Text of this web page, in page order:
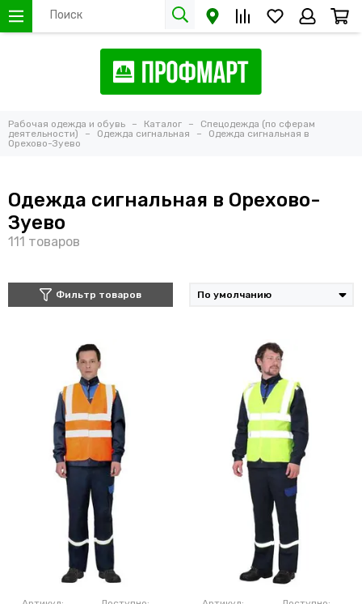
Рабочая одежда и обувь Каталог
Спецодежда (по сферам
деятельности)
Одежда сигнальная
Одежда сигнальная в
Орехово-Зуево
Одежда сигнальная в Орехово-
Зуево
Фильтр товаров